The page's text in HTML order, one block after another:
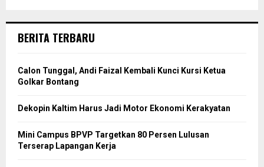
BERITA TERBARU
Calon Tunggal, Andi Faizal Kembali Kunci Kursi Ketua
Golkar Bontang
Dekopin Kaltim Harus Jadi Motor Ekonomi Kerakyatan
Mini Campus BPVP Targetkan 80 Persen Lulusan
Terserap Lapangan Kerja